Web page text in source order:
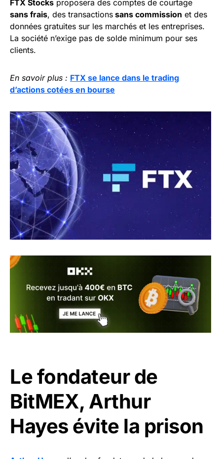
FTX Stocks proposera des comptes de courtage
sans frais, des transactions sans commission et des
données gratuites sur les marchés et les entreprises.
La société n’exige pas de solde minimum pour ses
clients.
En savoir plus : FTX se lance dans le trading
d’actions cotées en bourse
Le fondateur de
BitMEX, Arthur
Hayes évite la prison